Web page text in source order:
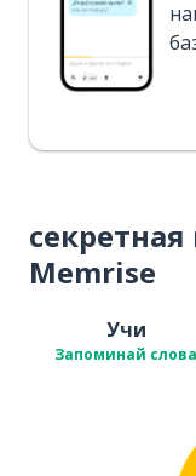
Memrise
Учи
Запоминай слова